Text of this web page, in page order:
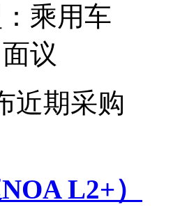
乘用车
面议
近期采购
L2+）